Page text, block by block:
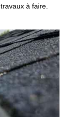
à faire.